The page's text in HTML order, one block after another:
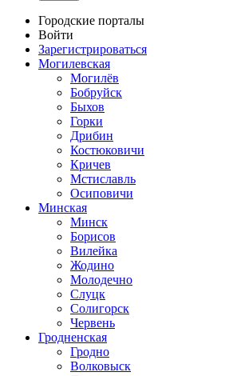
Городские порталы
Войти
Зарегистрироваться
Могилевская
Могилёв
Бобруйск
Быхов
Горки
Дрибин
Костюковичи
Кричев
Мстиславль
Осиповичи
Минская
Минск
Борисов
Вилейка
Жодино
Молодечно
Слуцк
Солигорск
Червень
Гродненская
Гродно
Волковыск